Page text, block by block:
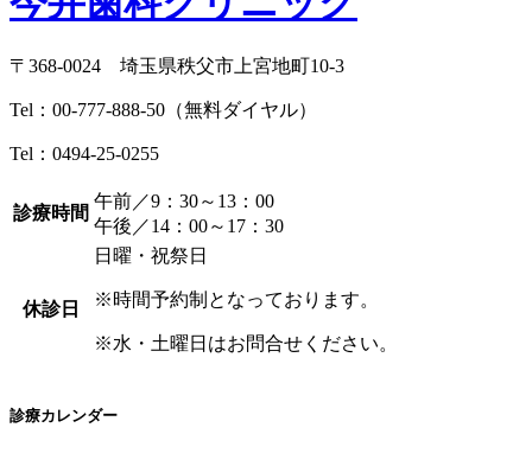
〒368-0024 埼玉県秩父市上宮地町10-3
Tel： 00-777-888-50 （無料ダイヤル）
Tel： 0494-25-0255
診療時間
午前／9：30～13：00
午後／14：00～17：30
休診日
日曜・祝祭日
※時間予約制となっております。
※水・土曜日はお問合せください。
診療カレンダー